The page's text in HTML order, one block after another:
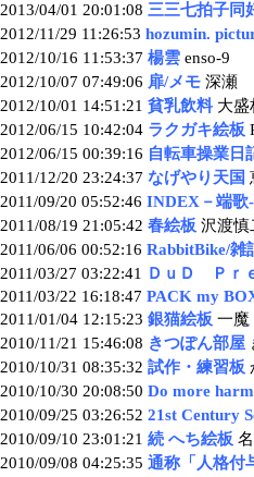
2013/04/01 20:01:08 三三七拍子同
2012/11/29 11:26:53 hozumin.
2012/10/16 11:53:37 楊雲 enso-9
2012/10/07 07:49:06 扉/メモ 深瀬
2012/10/01 14:51:21 貧乳飲料 大盛
2012/06/15 10:42:04 ラクガキ絵板
2012/06/15 00:39:16 自転車操業日
2011/12/20 23:24:37 なげやり天国
2011/09/20 05:52:46 INDEX－端歌
2011/08/19 21:05:42 春絵板 沢渡慎
2011/06/06 00:52:16 RabbitBike/
2011/03/27 03:22:41
ＤｕＤ Ｐｒ
2011/03/22 16:18:47 PACK my
2011/01/04 12:15:23 銀猫絵板 一魔
2010/11/21 15:46:08 きつぽん部屋
2010/10/31 08:35:32 試作・練習板
2010/10/30 20:08:50 Do more
2010/09/25 03:26:52 21st Century
2010/09/10 23:01:21 続 へち絵板
2010/09/08 04:25:35 通称「人格付